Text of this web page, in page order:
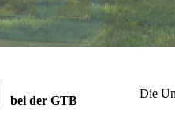
bei der GTB
Die